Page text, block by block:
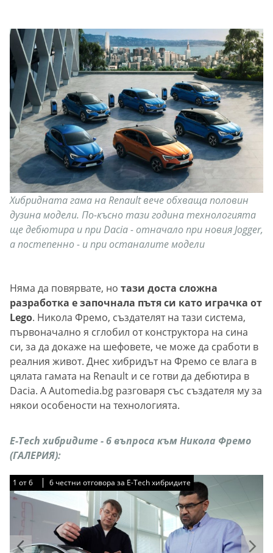
Хибридната гама на Renault вече обхваща половин
дузина модели. По-късно тази година технологията
ще дебютира и при Dacia - отначало при новия Jogger,
а постепенно - и при останалите модели
Няма да повярвате, но тази доста сложна
разработка е започнала пътя си като играчка от
Lego. Никола Фремо, създателят на тази система,
първоначално я сглобил от конструктора на сина
си, за да докаже на шефовете, че може да сработи в
реалния живот. Днес хибридът на Фремо се влага в
цялата гамата на Renault и се готви да дебютира в
Dacia. А Automedia.bg разговаря със създателя му за
някои особености на технологията.
Е-Tech хибридите - 6 въпроса към Никола Фремо
(ГАЛЕРИЯ):
1 от6 6 честни отговора за Е-Tech хибридите
1 от6 6 честни отговора за Е-Tech хибридите
1 от6 6 честни отговора за Е-Tech хибридите
1 от6 6 честни отговора за Е-Tech хибридите
1 от6 6 честни отговора за Е-Tech хибридите
1 от6 6 честни отговора за Е-Tech хибридите